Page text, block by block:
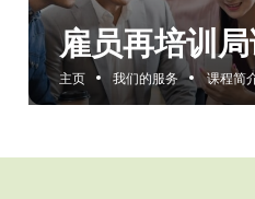
雇员再培训
主页 我们的服务 课程简